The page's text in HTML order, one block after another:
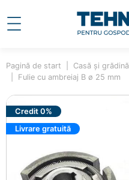
Pagină de start Casă și grădină
Fulie cu ambreiaj B ø 25 mm
Credit 0%
Livrare gratuită